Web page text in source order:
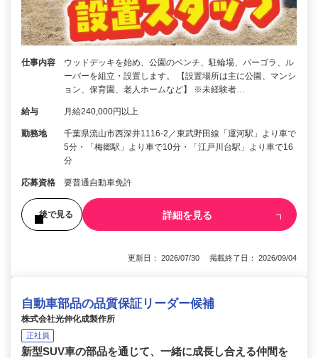
仕事内容
ウッドデッキを始め、公園のベンチ、駐輪場、パーゴラ、ル
ーバーを組立・設置します。 【設置場所は主に公園、マンシ
ョン、保育園、老人ホームなど】 ※未経験者…
給与 月給240,000円以上
勤務地
千葉県流山市西深井1116-2／東武野田線「運河駅」より車で
5分・「梅郷駅」より車で10分・「江戸川台駅」より車で16
分
応募資格 要普通自動車免許
後で見る 詳細を見る
更新日： 2026/07/30 掲載終了日： 2026/09/04
自動車部品の品質保証リーダー候補
株式会社光伸化成製作所
正社員
新型SUV車の部品を通じて、一緒に成長し合える仲間を